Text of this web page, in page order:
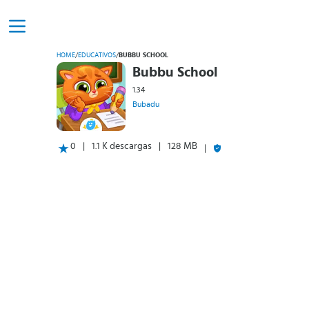
HOME/EDUCATIVOS/ BUBBU SCHOOL
Bubbu School
1.34
Bubadu
0 1.1 K descargas 128 MB